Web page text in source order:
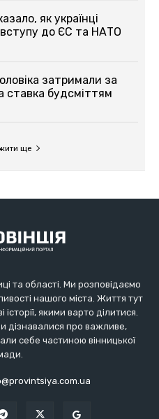
та області. Ми розповідаємо
нашого міста. Життя тут
якими варто ділитися.
про важливе,
себе частиною вінницької